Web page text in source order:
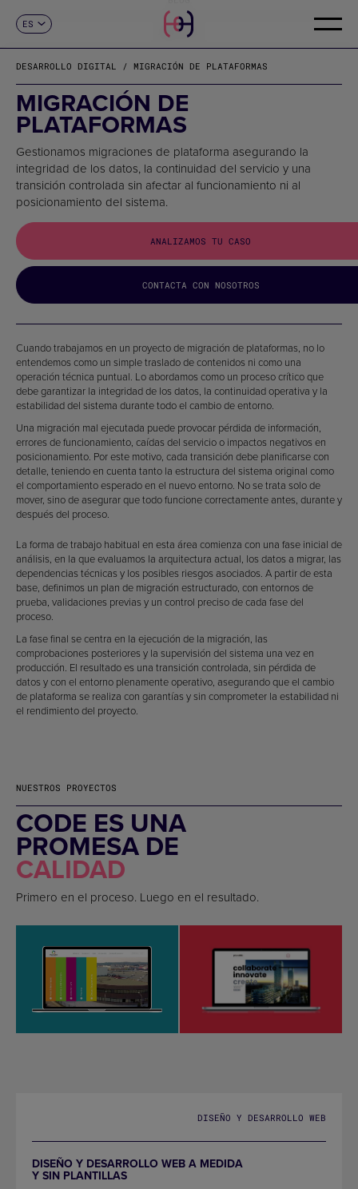
ES
FR
DE
IT
PT
CONTACTO
DESARROLLO DIGITAL / MIGRACIÓN DE PLATAFORMAS
MIGRACIÓN DE
PLATAFORMAS
Gestionamos migraciones de plataforma asegurando la
integridad de los datos, la continuidad del servicio y una
transición controlada sin afectar al funcionamiento ni al
posicionamiento del sistema.
ANALIZAMOS TU CASO
CONTACTA CON NOSOTROS
Cuando trabajamos en un proyecto de migración de plataformas, no lo
entendemos como un simple traslado de contenidos ni como una
operación técnica puntual. Lo abordamos como un proceso crítico que
debe garantizar la integridad de los datos, la continuidad operativa y la
estabilidad del sistema durante todo el cambio de entorno.
Una migración mal ejecutada puede provocar pérdida de información,
errores de funcionamiento, caídas del servicio o impactos negativos en
posicionamiento. Por este motivo, cada transición debe planificarse con
detalle, teniendo en cuenta tanto la estructura del sistema original como
el comportamiento esperado en el nuevo entorno. No se trata solo de
mover, sino de asegurar que todo funcione correctamente antes, durante y
después del proceso.
La forma de trabajo habitual en esta área comienza con una fase inicial de
análisis, en la que evaluamos la arquitectura actual, los datos a migrar, las
dependencias técnicas y los posibles riesgos asociados. A partir de esta
base, definimos un plan de migración estructurado, con entornos de
prueba, validaciones previas y un control preciso de cada fase del
proceso.
La fase final se centra en la ejecución de la migración, las
comprobaciones posteriores y la supervisión del sistema una vez en
producción. El resultado es una transición controlada, sin pérdida de
datos y con el entorno plenamente operativo, asegurando que el cambio
de plataforma se realiza con garantías y sin comprometer la estabilidad ni
el rendimiento del proyecto.
NUESTROS PROYECTOS
CODE ES UNA
PROMESA DE
CALIDAD
Primero en el proceso. Luego en el resultado.
DISEÑO Y DESARROLLO WEB
DISEÑO Y DESARROLLO WEB A MEDIDA
Y SIN PLANTILLAS